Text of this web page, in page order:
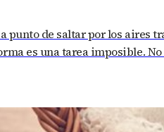
punto de saltar por los aires
es una tarea imposible.